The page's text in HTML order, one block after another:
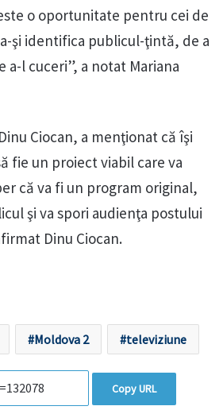
o oportunitate pentru cei de
şi identifica publicul-ţintă, de a
a-l cuceri”, a notat Mariana
Ciocan, a menţionat că îşi
fie un proiect viabil care va
că va fi un program original,
şi va spori audienţa postului
Dinu Ciocan.
Moldova 2 televiziune
Copy URL